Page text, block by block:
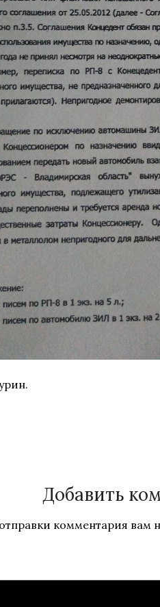
Добавить
комментария вам